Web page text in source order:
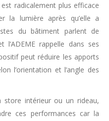
est radicalement plus efficace
la lumière après qu’elle a
du bâtiment parlent de
rappelle dans ses
peut réduire les apports
l’orientation et l’angle des
store intérieur ou un rideau,
ces performances car la